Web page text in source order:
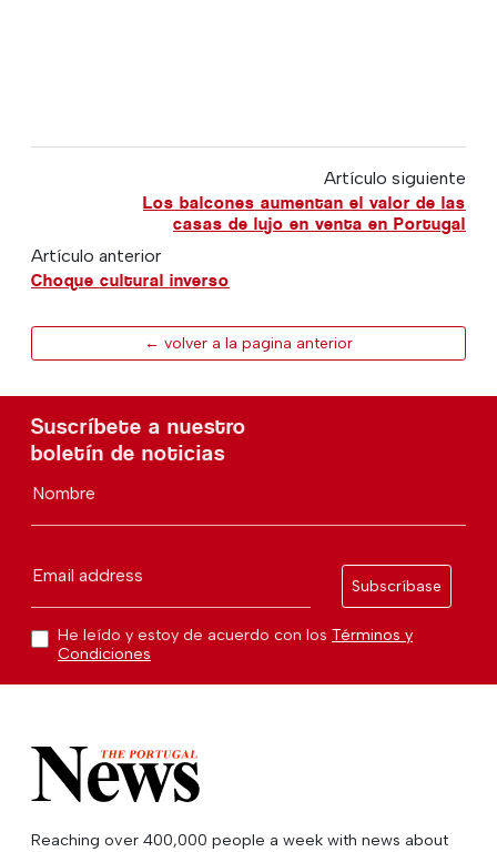
Artículo siguiente
Los balcones aumentan el valor de las
casas de lujo en venta en Portugal
Artículo anterior
Choque cultural inverso
← volver a la pagina anterior
Suscríbete a nuestro
boletín de noticias
Nombre
Email address
Subscríbase
He leído y estoy de acuerdo con los Términos y
Condiciones
Reaching over 400,000 people a week with news about